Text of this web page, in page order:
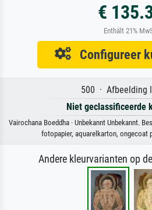
€
Enthält 21%
Configureer
500 · Afbeelding
Niet geclassificeerde
Vairochana Boeddha · Unbekannt Unbekannt.
fotopapier, aquarelkarton, ongecoat
Andere kleurvarianten op